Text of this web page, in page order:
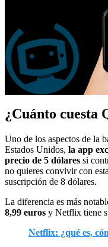
¿Cuánto cuesta
Uno de los aspectos de la
Estados Unidos, la app
precio de 5 dólares si
no quieres convivir con
suscripción de 8 dólares.
La diferencia es más
8,99 euros y Netflix tiene
Netflix: ¿qué es,